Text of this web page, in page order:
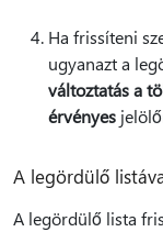
Ha frissíteni
ugyanazt a
változtatás a
érvényes
A legördülő
A legördülő lista